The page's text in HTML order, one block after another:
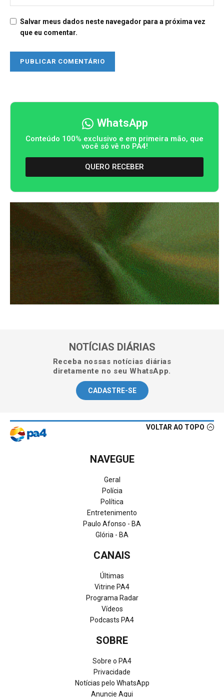
Salvar meus dados neste navegador para a próxima vez
que eu comentar.
WhatsApp
Conteúdo 100% exclusivo e em primeira mão, que
você só vê no PA4!
QUERO RECEBER
NOTÍCIAS DIÁRIAS
Receba nossas notícias diárias
diretamente no seu WhatsApp.
CADASTRE-SE
VOLTAR AO TOPO
NAVEGUE
Geral
Polícia
Política
Entretenimento
Paulo Afonso - BA
Glória - BA
CANAIS
Últimas
Vitrine PA4
Programa Radar
Vídeos
Podcasts PA4
SOBRE
Sobre o PA4
Privacidade
Notícias pelo WhatsApp
Anuncie Aqui